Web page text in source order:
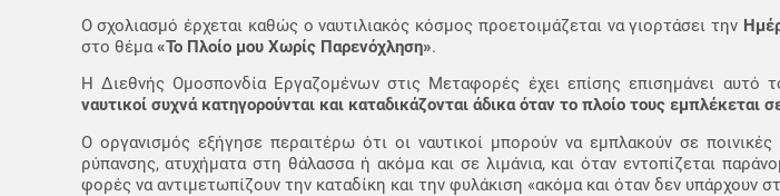
Ο σχολιασμό έρχεται καθώς ο ναυτιλιακός κόσμος προετοιμάζεται να γιορτάσει την
στο θέμα«Το Πλοίο μου Χωρίς Παρενόχληση».
Η Διεθνής Ομοσπονδία Εργαζομένων στις Μεταφορές έχει επίσης επισημάνει αυτό
ναυτικοί συχνά κατηγορούνται και καταδικάζονται άδικα όταν το πλοίο τους εμπλέκεται
Ο οργανισμός εξήγησε περαιτέρω ότι οι ναυτικοί μπορούν να εμπλακούν σε
ρύπανσης, ατυχήματα στη θάλασσα ή ακόμα και σε λιμάνια, και όταν εντοπίζεται
φορές να αντιμετωπίζουν την καταδίκη και την φυλάκιση «ακόμα και όταν δεν υπάρχουν